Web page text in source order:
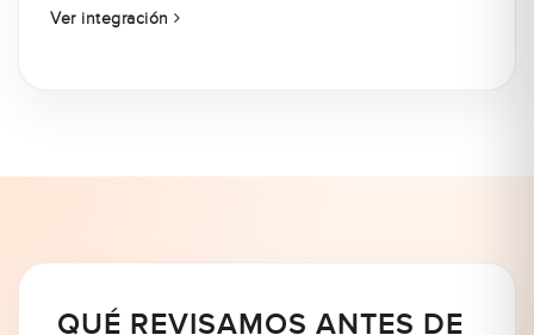
Ver integración
QUÉ REVISAMOS ANTES DE